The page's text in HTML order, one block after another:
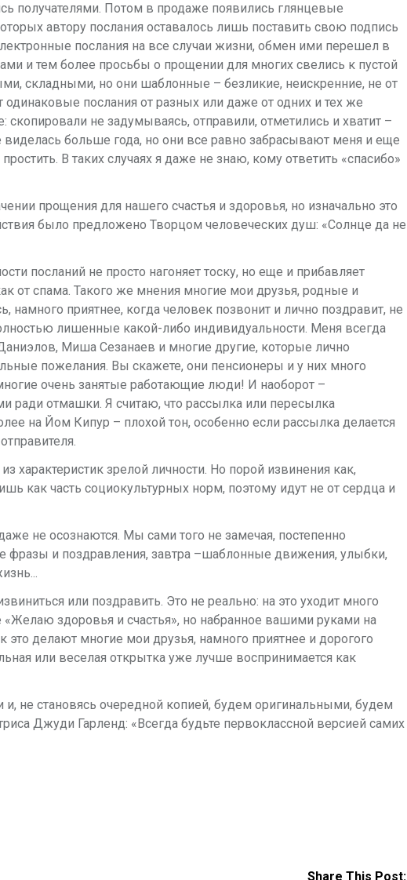
получателями. Потом в продаже появились глянцевые
автору послания оставалось лишь поставить свою подпись
послания на все случаи жизни, обмен ими перешел в
и тем более просьбы о прощении для многих свелись к пустой
складными, но они шаблонные – безликие, неискренние, не от
одинаковые послания от разных или даже от одних и тех же
не задумываясь, отправили, отметились и хватит –
больше года, но они все равно забрасывают меня и еще
В таких случаях я даже не знаю, кому ответить «спасибо»
прощения для на­шего счастья и здоровья, но изначально это
было предложено Творцом че­ловеческих душ: «Солнце да не
посланий не просто нагоняет тоску, но еще и прибавляет
от спама. Такого же мнения многие мои друзья, родные и
намного приятнее, когда человек позвонит и лично поздравит, не
лишенные какой-либо индивидуальности. Меня всегда
Миша Сезанаев и многие другие, которые лично
пожелания. Вы скажете, они пенсионеры и у них много
очень занятые работающие люди! И наоборот –
ради отмашки. Я считаю, что рассылка или пересылка
на Йом Кипур – плохой тон, особенно если рассылка делается
характеристик зрелой личности. Но порой извинения как,
как часть социокультурных норм, поэтому идут не от сердца и
не осознаются. Мы сами того не замечая, постепенно
и поздравления, завтра –шаблонные движения, улыбки,
или поздравить. Это не реально: на это уходит много
здоровья и счастья», но набранное вашими руками на
делают многие мои друзья, намного приятнее и дорогого
или веселая открытка уже лучше воспринимается как
не становясь очередной копией, будем оригинальными, будем
Джуди Гарленд: «Всегда будьте первоклассной версией самих
Share This Post: